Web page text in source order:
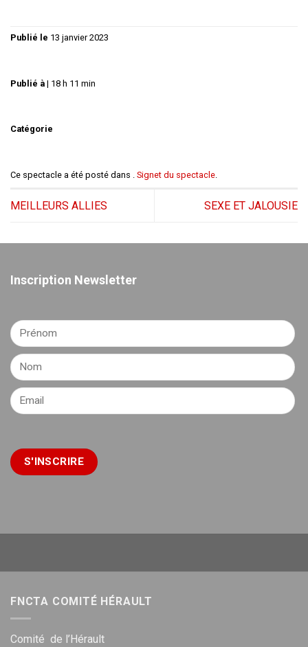
Publié le 13 janvier 2023
Publié à | 18 h 11 min
Catégorie
Ce spectacle a été posté dans . Signet du spectacle
MEILLEURS ALLIES SEXE ET JALOUSIE
Inscription Newsletter
FNCTA COMITÉ HÉRAULT
Comité de l’Hérault